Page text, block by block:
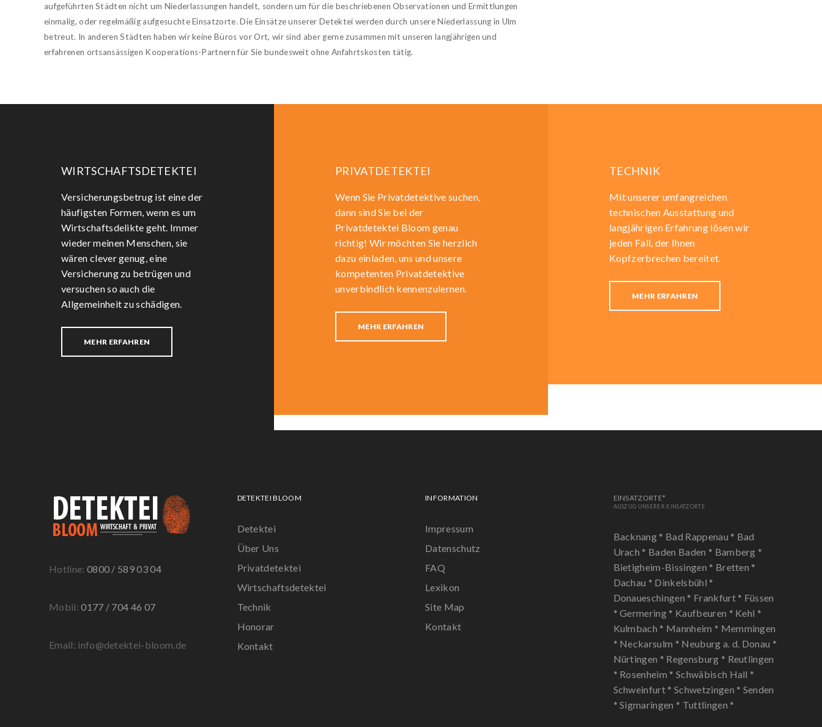
aufgeführten Städten nicht um Niederlassungen handelt, sondern um für die beschriebenen Observationen und Ermittlungen
einmalig, oder regelmäßig aufgesuchte Einsatzorte. Die Einsätze unserer Detektei werden durch unsere Niederlassung in Ulm
betreut. In anderen Städten haben wir keine Büros vor Ort, wir sind aber gerne zusammen mit unseren langjährigen und
erfahrenen ortsansässigen Kooperations-Partnern für Sie bundesweit ohne Anfahrtskosten tätig.
WIRTSCHAFTSDETEKTEI
Versicherungsbetrug ist eine der
häufigsten Formen, wenn es um
Wirtschaftsdelikte geht. Immer
wieder meinen Menschen, sie
wären clever genug, eine
Versicherung zu betrügen und
versuchen so auch die
Allgemeinheit zu schädigen.
MEHR ERFAHREN
PRIVATDETEKTEI
Wenn Sie Privatdetektive suchen,
dann sind Sie bei der
Privatdetektei Bloom genau
richtig! Wir möchten Sie herzlich
dazu einladen, uns und unsere
kompetenten Privatdetektive
unverbindlich kennenzulernen.
MEHR ERFAHREN
TECHNIK
Mit unserer umfangreichen
technischen Ausstattung und
langjährigen Erfahrung lösen wir
jeden Fall, der Ihnen
Kopfzerbrechen bereitet.
MEHR ERFAHREN
Hotline: 0800 / 589 03 04
Mobil:0177 / 704 46 07
Email: info@detektei-bloom.de
DETEKTEI BLOOM
Detektei
Über Uns
Privatdetektei
Wirtschaftsdetektei
Technik
Honorar
Kontakt
INFORMATION
Impressum
Datenschutz
FAQ
Lexikon
Site Map
Kontakt
EINSATZORTE*
AUSZUG UNSERER EINSATZORTE
Backnang * Bad Rappenau * Bad
Urach * Baden Baden * Bamberg *
Bietigheim-Bissingen * Bretten *
Dachau * Dinkelsbühl *
Donaueschingen * Frankfurt * Füssen
*Germering * Kaufbeuren * Kehl *
Kulmbach * Mannheim * Memmingen
* Neckarsulm * Neuburg a. d. Donau *
Nürtingen * Regensburg * Reutlingen
* Rosenheim * Schwäbisch Hall *
Schweinfurt * Schwetzingen * Senden
*Sigmaringen * Tuttlingen *